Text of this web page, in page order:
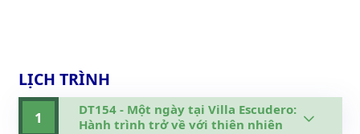
LỊCH TRÌNH
1
DT154 - Một ngày tại Villa Escudero:
Hành trình trở về với thiên nhiên